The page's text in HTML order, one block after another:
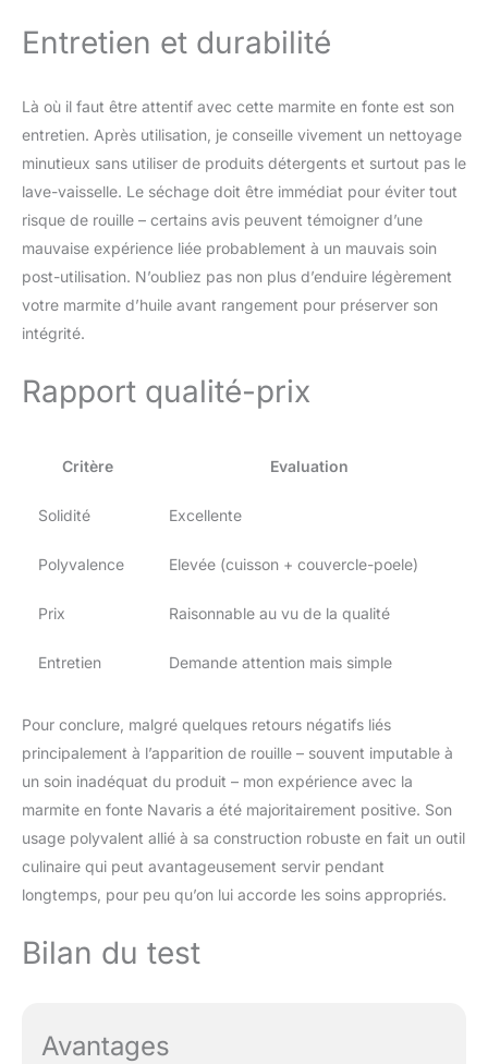
Entretien et durabilité
Là où il faut être attentif avec cette marmite en fonte est son
entretien. Après utilisation, je conseille vivement un nettoyage
minutieux sans utiliser de produits détergents et surtout pas le
lave-vaisselle. Le séchage doit être immédiat pour éviter tout
risque de rouille – certains avis peuvent témoigner d’une
mauvaise expérience liée probablement à un mauvais soin
post-utilisation. N’oubliez pas non plus d’enduire légèrement
votre marmite d’huile avant rangement pour préserver son
intégrité.
Rapport qualité-prix
Critère Evaluation
Solidité Excellente
Polyvalence Elevée (cuisson + couvercle-poele)
Prix Raisonnable au vu de la qualité
Entretien Demande attention mais simple
Pour conclure, malgré quelques retours négatifs liés
principalement à l’apparition de rouille – souvent imputable à
un soin inadéquat du produit – mon expérience avec la
marmite en fonte Navaris a été majoritairement positive. Son
usage polyvalent allié à sa construction robuste en fait un outil
culinaire qui peut avantageusement servir pendant
longtemps, pour peu qu’on lui accorde les soins appropriés.
Bilan du test
Avantages